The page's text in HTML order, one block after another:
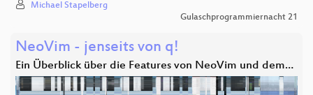
Michael Stapelberg
Gulaschprogrammiernacht 21
NeoVim - jenseits von q!
Ein Überblick über die Features von NeoVim und dem…